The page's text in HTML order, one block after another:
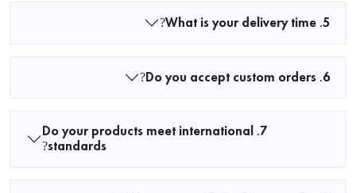
5. What is your delivery time?
6. Do you accept custom orders?
7. Do your products meet international
standards?